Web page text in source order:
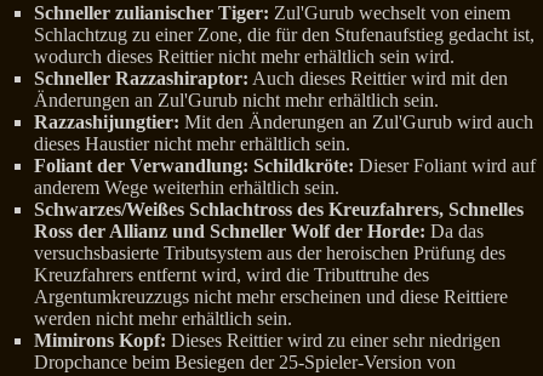
Schneller zulianischer Tiger: Zul'Gurub wechselt von einem
Schlachtzug zu einer Zone, die für den Stufenaufstieg gedacht ist,
wodurch dieses Reittier nicht mehr erhältlich sein wird.
Schneller Razzashiraptor: Auch dieses Reittier wird mit den
Änderungen an Zul'Gurub nicht mehr erhältlich sein.
Razzashijungtier: Mit den Änderungen an Zul'Gurub wird auch
dieses Haustier nicht mehr erhältlich sein.
Foliant der Verwandlung: Schildkröte: Dieser Foliant wird auf
anderem Wege weiterhin erhältlich sein.
Schwarzes/Weißes Schlachtross des Kreuzfahrers, Schnelles
Ross der Allianz und Schneller Wolf der Horde: Da das
versuchsbasierte Tributsystem aus der heroischen Prüfung des
Kreuzfahrers entfernt wird, wird die Tributtruhe des
Argentumkreuzzugs nicht mehr erscheinen und diese Reittiere
werden nicht mehr erhältlich sein.
Mimirons Kopf: Dieses Reittier wird zu einer sehr niedrigen
Dropchance beim Besiegen der 25-Spieler-Version von